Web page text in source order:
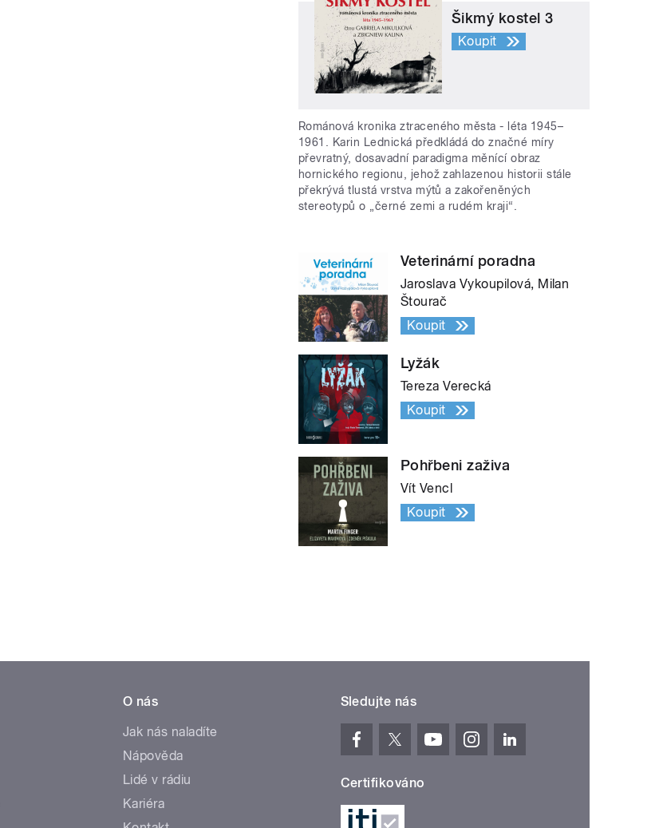
Šikmý kostel 3
Koupit
Románová kronika ztraceného města - léta 1945–
1961. Karin Lednická předkládá do značné míry
převratný, dosavadní paradigma měnící obraz
hornického regionu, jehož zahlazenou historii stále
překrývá tlustá vrstva mýtů a zakořeněných
stereotypů o „černé zemi a rudém kraji“.
Veterinární poradna
Jaroslava Vykoupilová, Milan
Štourač
Koupit
Lyžák
Tereza Verecká
Koupit
Pohřbeni zaživa
Vít Vencl
Koupit
O nás
Jak nás naladíte
Nápověda
Lidé v rádiu
Kariéra
Sledujte nás
Certifikováno